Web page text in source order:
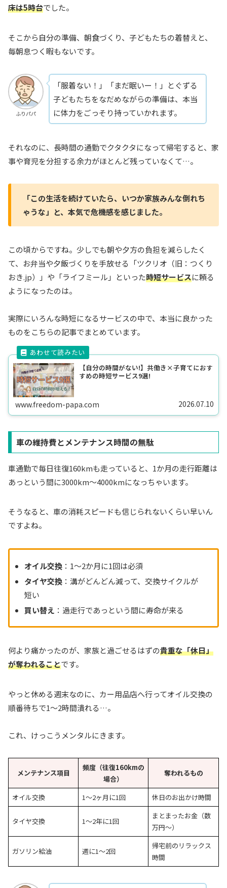
床は5時台でした。
そこから自分の準備、朝食づくり、子どもたちの着替えと、
毎朝息つく暇もないです。
ふりパパ
「服着ない！」「まだ眠いー！」とぐずる
子どもたちをなだめながらの準備は、本当
に体力をごっそり持っていかれます。
それなのに、長時間の通勤でクタクタになって帰宅すると、家
事や育児を分担する余力がほとんど残っていなくて…。
「この生活を続けていたら、いつか家族みんな倒れち
ゃうな」と、本気で危機感を感じました。
この頃からですね。少しでも朝や夕方の負担を減らしたく
て、お弁当や夕飯づくりを手放せる「ツクリオ（旧：つくり
おき.jp）」や「ライフミール」といった時短サービスに頼る
ようになったのは。
実際にいろんな時短になるサービスの中で、本当に良かった
ものをこちらの記事でまとめています。
【自分の時間がない!】共働き×子育てにおす
すめの時短サービス9選!
www.freedom-papa.com 2026.07.10
車の維持費とメンテナンス時間の無駄
車通勤で毎日往復160kmも走っていると、1か月の走行距離は
あっという間に3000km〜4000kmになっちゃいます。
そうなると、車の消耗スピードも信じられないくらい早いん
ですよね。
オイル交換 ：1〜2か月に1回は必須
タイヤ交換 ：溝がどんどん減って、交換サイクルが
短い
買い替え ：過走行であっという間に寿命が来る
何より痛かったのが、家族と過ごせるはずの貴重な「休日」
が奪われることです。
やっと休める週末なのに、カー用品店へ行ってオイル交換の
順番待ちで1〜2時間潰れる…。
これ、けっこうメンタルにきます。
メンテナンス項目
頻度（往復160kmの
場合）
奪われるもの
オイル交換 1〜2ヶ月に1回 休日のお出かけ時間
タイヤ交換 1〜2年に1回
まとまったお金（数
万円〜）
ガソリン給油 週に1〜2回
帰宅前のリラックス
時間